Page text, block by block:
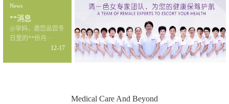
News
**消息
@孕妈，邀您品尝冬
日里的**份月···
12-17
Medical Care And Beyond